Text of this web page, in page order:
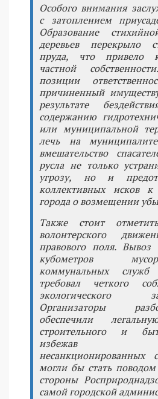
Особого внимания
с затоплением
Образование
деревьев перекрыло
пруда, что привело
частной
позиции
причиненный
результате
содержанию
или муниципальной
лечь на
вмешательство
русла не только
угрозу, но и
коллективных исков к
города о возмещении
Также стоит
волонтерского
правового поля.
кубометров
коммунальных
требовал четкого
экологического
Организаторы
обеспечили
строительного и
избежав
несанкционированных
могли бы стать
стороны
самой городской